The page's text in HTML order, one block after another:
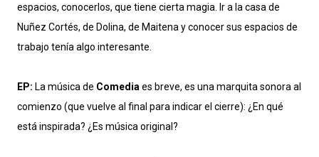
espacios, conocerlos, que tiene cierta magia. Ir a la casa de
Nuñez Cortés, de Dolina, de Maitena y conocer sus espacios de
trabajo tenía algo interesante.
EP: La música de Comediaes breve, es una marquita sonora al
comienzo (que vuelve al final para indicar el cierre): ¿En qué
está inspirada? ¿Es música original?